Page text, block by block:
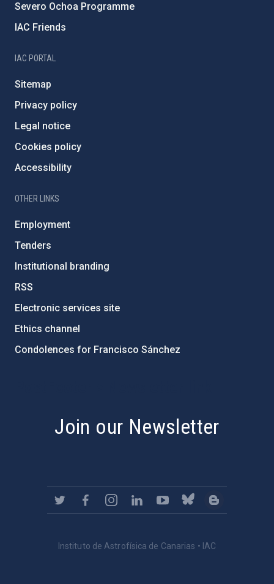
Severo Ochoa Programme
IAC Friends
IAC PORTAL
Sitemap
Privacy policy
Legal notice
Cookies policy
Accessibility
OTHER LINKS
Employment
Tenders
Institutional branding
RSS
Electronic services site
Ethics channel
Condolences for Francisco Sánchez
Join our Newsletter
Instituto de Astrofísica de Canarias • IAC